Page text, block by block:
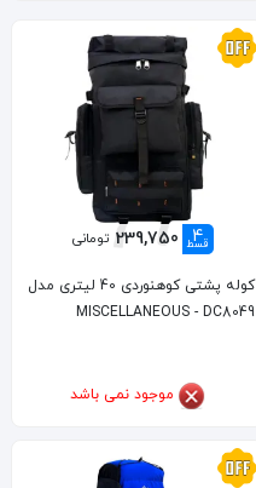
4
قسط 239,750 تومانی
کوله پشتی کوهنوردی 40 لیتری مدل
MISCELLANEOUS - DC8049
موجود نمی باشد